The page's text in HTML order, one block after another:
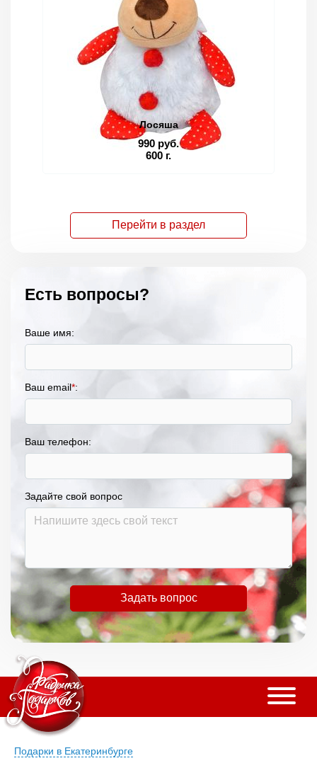
Лосяша
990 руб.
600 г.
Перейти в раздел
Есть вопросы?
Ваше имя:
Ваш email*:
Ваш телефон:
Задайте свой вопрос
Задать вопрос
Подарки в Екатеринбурге